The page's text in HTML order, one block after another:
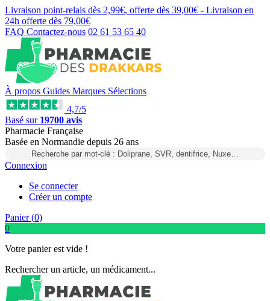
Livraison point-relais dès 2,99€, offerte dès 39,00€ - Livraison en
24h offerte dès 79,00€
FAQ Contactez-nous 02 61 53 65 40
À propos Guides Marques Sélections
4,7/5
Basé sur 19700 avis
Pharmacie Française
Basée en Normandie depuis 26 ans
Recherche par mot-clé : Doliprane, SVR, dentifrice, Nuxe…
Connexion
Se connecter
Créer un compte
Panier (0)
0
Votre panier est vide !
Rechercher un article, un médicament...